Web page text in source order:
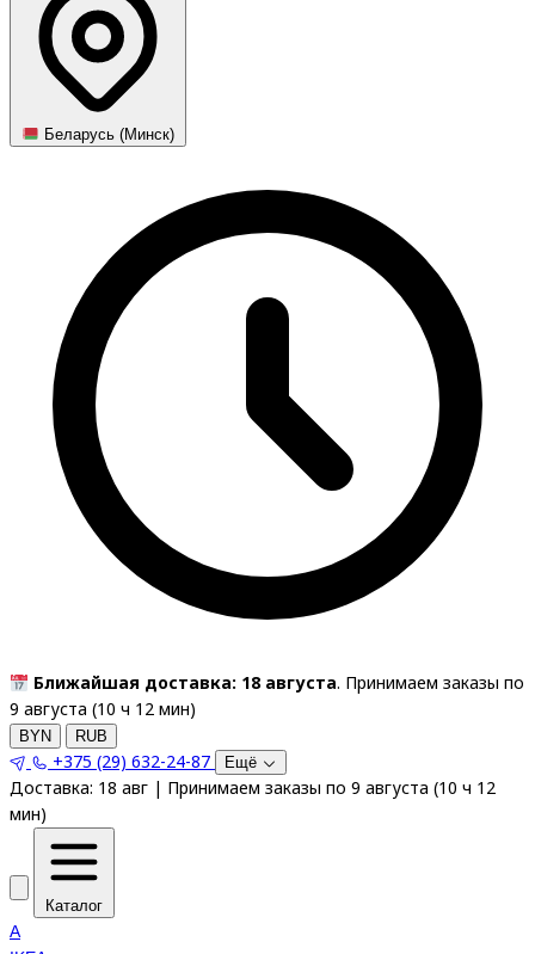
Беларусь (Минск)
Ближайшая доставка: 18 августа. Принимаем заказы по
9 августа (10 ч 12 мин)
BYN RUB
+375 (29) 632-24-87 Ещё
Доставка: 18 авг | Принимаем заказы по 9 августа (10 ч 12
мин)
Каталог
A